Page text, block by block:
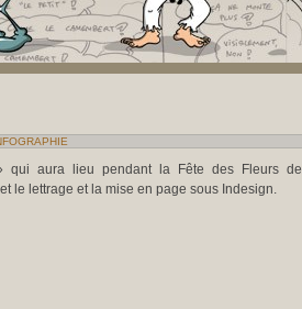
qui aura lieu pendant la Fête des Fleurs de
le lettrage et la mise en page sous Indesign.